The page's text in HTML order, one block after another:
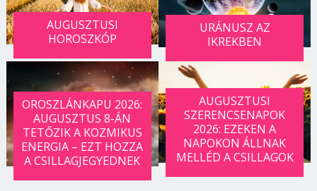
AUGUSZTUSI
HOROSZKÓP
URÁNUSZ AZ
IKREKBEN
OROSZLÁNKAPU 2026:
AUGUSZTUS 8-ÁN
TETŐZIK A KOZMIKUS
ENERGIA – EZT HOZZA
A CSILLAGJEGYEDNEK
AUGUSZTUSI
SZERENCSENAPOK
2026: EZEKEN A
NAPOKON ÁLLNAK
MELLÉD A CSILLAGOK